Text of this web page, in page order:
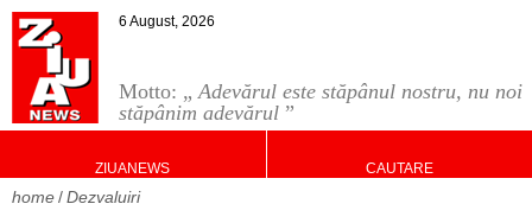
Motto: „Adevărul este stăpânul nostru, nu noi
stăpânim adevărul ”
6 August, 2026
ZIUANEWS CAUTARE
home Dezvaluiri